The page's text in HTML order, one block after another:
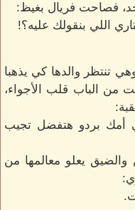
فصاحت فريال بغيظ:
اللي بنقولك عليه؟!
تنتظر والدها كي يذهبا
من الباب قلب الأجواء،
أمك بردو هتفضل تجيب
يعلو معالمها من